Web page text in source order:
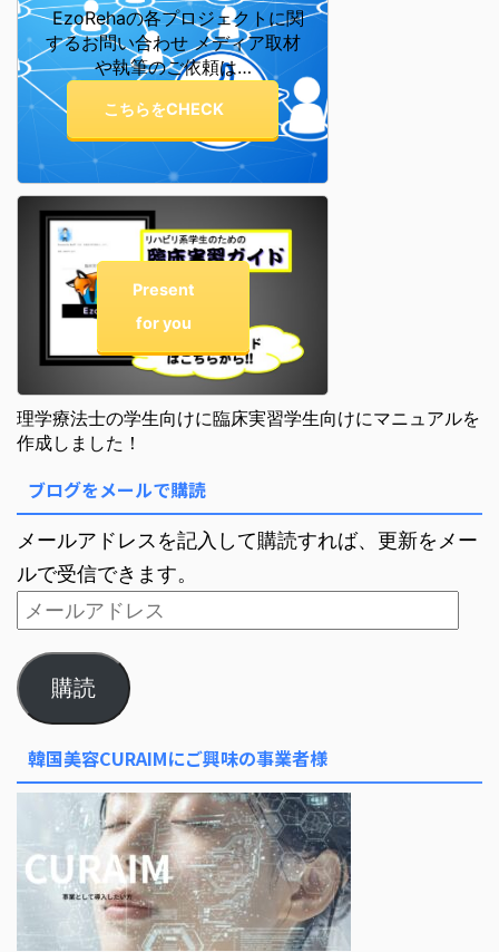
EzoRehaの各プロジェクトに関
するお問い合わせ メディア取材
や執筆のご依頼は…
こちらをCHECK
Present
for you
理学療法士の学生向けに臨床実習学生向けにマニュアルを
作成しました！
ブログをメールで購読
メールアドレスを記入して購読すれば、更新をメー
ルで受信できます。
購読
韓国美容CURAIMにご興味の事業者様